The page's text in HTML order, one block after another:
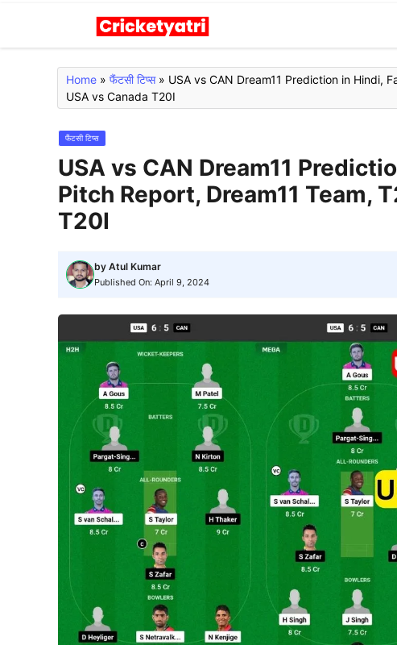
Home » फैंटसी टिप्स» USA vs CAN Dream11 Prediction in Hindi,
USA vs Canada T20I
फैंटसी टिप्स
USA vs CAN Dream11
Pitch Report, Dream11 Team,
T20I
by Atul Kumar
Published On: April 9, 2024